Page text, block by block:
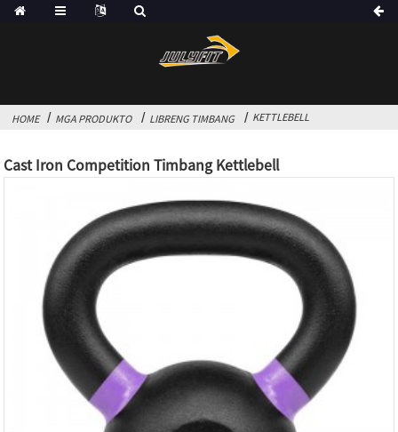
HOME MGA PRODUKTO LIBRENG TIMBANG KETTLEBELL
Cast Iron Competition Timbang Kettlebell